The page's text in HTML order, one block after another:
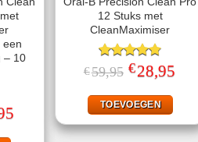
een
– 10
prijs
12 Stuks met
CleanMaximiser
Gewaardeerd
4.75uit 5
€59,95
prijs
€59,95.
€28,95
TOEVOEGEN